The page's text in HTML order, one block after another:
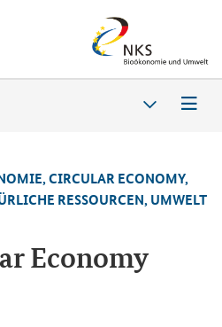
CIR­CU­LAR ECO­NO­MY,
RES­SOUR­CEN, UM­WELT
Eco­no­my